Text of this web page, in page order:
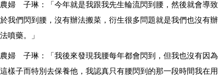
農婦 子琳：「今年就是我跟我先生輪流閃到腰，然後就會導致
於我們閃到腰，沒有辦法搬菜，衍生很多問題就是我們也沒有辦
法噴藥。」
農婦 子琳：「我後來發現我腰每年都會閃到，但我也沒有因為
這樣子而特別去保養他，我認真只有腰閃到的那一段時間我在用